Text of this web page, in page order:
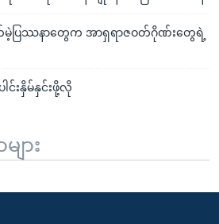
မဲ့ပြဿနာတွေက အာရှရာဇဝတ်ဂိုဏ်းတွေရဲ့
င်းနှိမ်နှင်းဖို့လို
ျား